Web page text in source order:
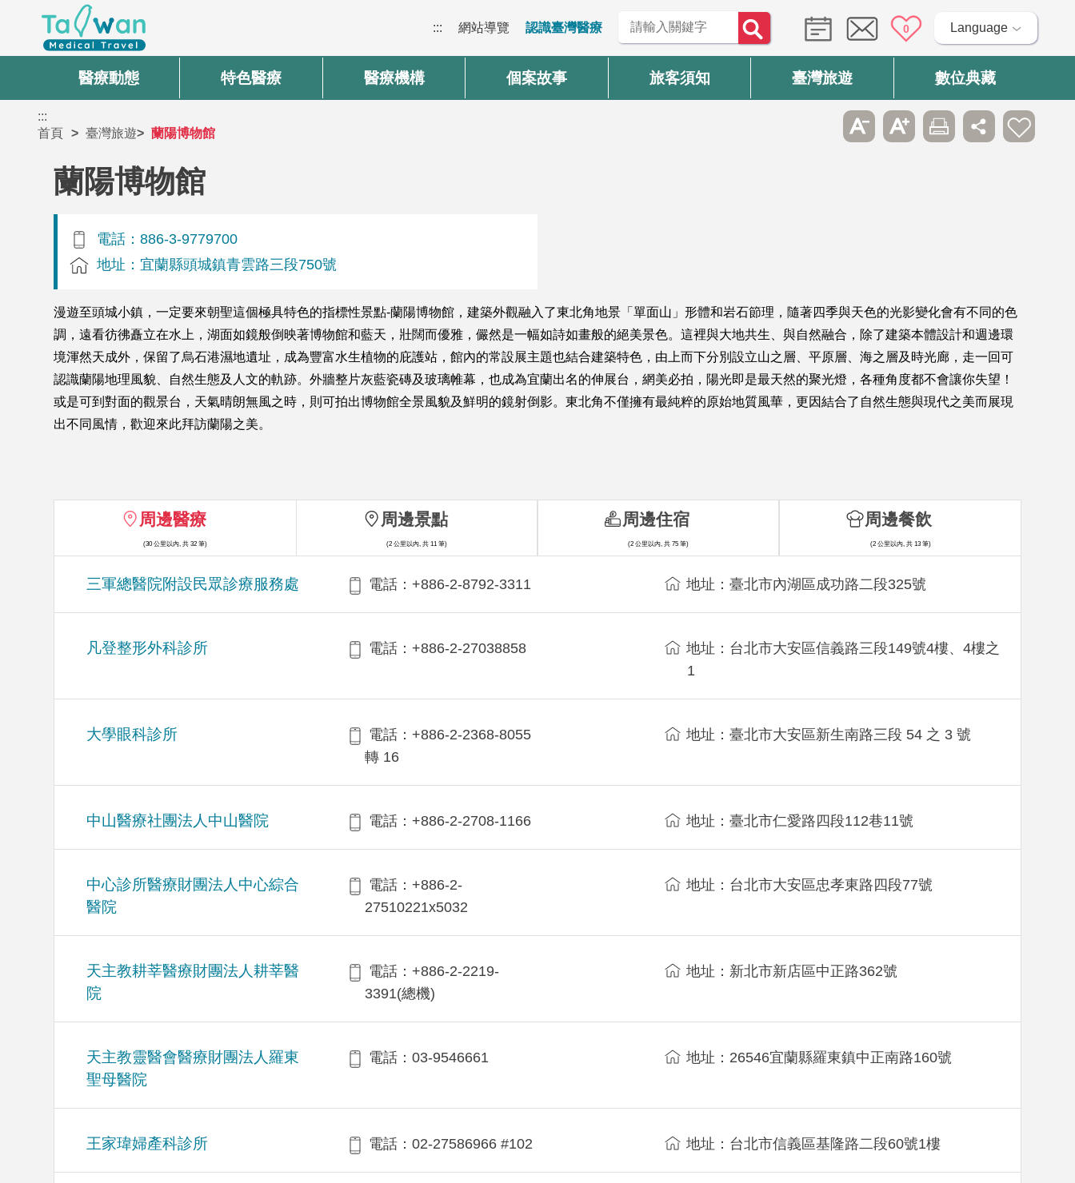
::: 網站導覽 認識臺灣醫療 0 Language
醫療動態 特色醫療 醫療機構 個案故事 旅客須知 臺灣旅遊 數位典藏
:::
首頁
臺灣旅遊 蘭陽博物館
蘭陽博物館
電話：886-3-9779700
地址：宜蘭縣頭城鎮青雲路三段750號
漫遊至頭城小鎮，一定要來朝聖這個極具特色的指標性景點-蘭陽博物館，建築外觀融入了東北角地景「單面山」形體和岩石節理，隨著四季與天色的光影變化會有不同的色
調，遠看彷彿矗立在水上，湖面如鏡般倒映著博物館和藍天，壯闊而優雅，儼然是一幅如詩如畫般的絕美景色。這裡與大地共生、與自然融合，除了建築本體設計和週邊環
境渾然天成外，保留了烏石港濕地遺址，成為豐富水生植物的庇護站，館內的常設展主題也結合建築特色，由上而下分別設立山之層、平原層、海之層及時光廊，走一回可
認識蘭陽地理風貌、自然生態及人文的軌跡。外牆整片灰藍瓷磚及玻璃帷幕，也成為宜蘭出名的伸展台，網美必拍，陽光即是最天然的聚光燈，各種角度都不會讓你失望！
或是可到對面的觀景台，天氣晴朗無風之時，則可拍出博物館全景風貌及鮮明的鏡射倒影。東北角不僅擁有最純粹的原始地質風華，更因結合了自然生態與現代之美而展現
出不同風情，歡迎來此拜訪蘭陽之美。
周邊醫療
(30 公里以內, 共 32 筆)
三軍總醫院附設民眾診療服務處 電話：+886-2-8792-3311 地址：臺北市內湖區成功路二段325號
凡登整形外科診所 電話：+886-2-27038858
地址：台北市大安區信義路三段149號4樓、4樓之
1
大學眼科診所
電話：+886-2-2368-8055
轉 16
地址：臺北市大安區新生南路三段 54 之 3 號
中山醫療社團法人中山醫院 電話：+886-2-2708-1166 地址：臺北市仁愛路四段112巷11號
中心診所醫療財團法人中心綜合
醫院
電話：+886-2-
27510221x5032
地址：台北市大安區忠孝東路四段77號
天主教耕莘醫療財團法人耕莘醫
院
電話：+886-2-2219-
3391(總機)
地址：新北市新店區中正路362號
天主教靈醫會醫療財團法人羅東
聖母醫院
電話：03-9546661 地址：26546宜蘭縣羅東鎮中正南路160號
王家瑋婦產科診所 電話：02-27586966 #102 地址：台北市信義區基隆路二段60號1樓
周邊景點
(2 公里以內, 共 11 筆)
周邊住宿
(2 公里以內, 共 75 筆)
周邊餐飲
(2 公里以內, 共 13 筆)